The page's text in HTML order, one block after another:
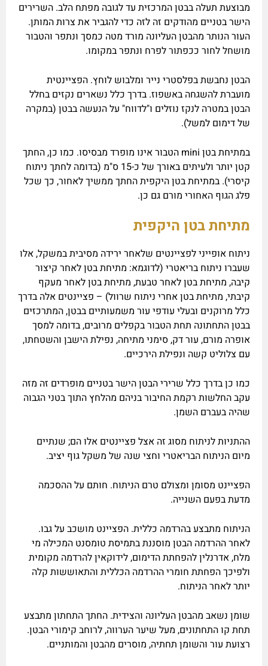
מבוצעת תעלה בבטן המרכזית עד לגובה מפתח הלב. השרירים
הישר בטניים מהודקים זה לזה כדי להגביר את צרות המותן.
העור הנותר מהבטן העליונה מורד מטה כמסך ונתפר והטבור
מושחל לחור ככפתור לפרח ונתפר במקומו.
הבטן נחבשת בפלסטרי נייר ומלבוש לוחץ. הפציינטית
מועברת להשגחה באשפוז. בדרך כלל נשארים נקזים בחלל
הבטן במטרה לנקז נוזלים ו"לדווח" על הנעשה בבטן (במקרה
של דימום למשל).
במתיחת בטן mini הטבור אינו מופרד מבסיסו. כמו כן, החתך
קטן יותר ולעיתים באורך של כ-15 ס"מ (בדומה לחתך ניתוח
קיסרי). במתיחת בטן היקפית החתך ממשיך לאחור, כך שכל
פלג הגוף האחורי מורם גם כן.
מתיחת בטן היקפית
ניתוח אופייני לפציינטים שלאחר ירידה מסיבית במשקל, אלו
שעברו ניתוח בריאטרי (לדוגמא: מתיחת בטן לאחר קיצור
קיבה, מתיחת בטן לאחר טבעת, מתיחת בטן לאחר מעקף
קיבתי, מתיחת בטן אחרי ניתוח שרוול) – פציינטים אלה בדרך
כלל מרוקנים ובעלי עודפי עור משמעותיים בבטן, המתרכזים
בבטן התחתונה תחת הטבור בקפלים מרובים, בדומה למסך
אופרה מורם, עור דק, סימני מתיחה, נפילת הישבן והשטחתו,
עם צלוליט קשה ונפילת הירכיים.
כמו כן בדרך כלל שרירי הבטן הישר בטניים מופרדים זה מזה
עקב החלשות רקמת החיבור בניהם מהלחץ התוך בטני הגבוה
שהיה בעברם השמן.
ההתניות לניתוח מסוג זה אצל פציינטים אלו הם; שנתיים
מיום הניתוח הבריאטרי וחצי שנה של משקל גוף יציב.
הפציינט מסומן ומצולם טרם הניתוח. חותם על ההסכמה
מדעת בפעם השנייה.
הניתוח מתבצע בהרדמה כללית. הפציינט מושכב על גבו.
לאחר ההרדמה הבטן מוסננת בתמיסת טומסנט המכילה מי
מלח, אדרנלין להפחתת הדימום, לידוקאין להרדמה מקומית
ולפיכך הפחתת חומרי ההרדמה הכללית והתאוששות קלה
יותר לאחר הניתוח.
שומן נשאב מהבטן העליונה והצידית. החתך התחתון מתבצע
תחת קו התחתונים, מעל שיער הערווה, לרוחב קימורי הבטן.
רצועת עור והשומן תחתיה, מוסרים מהבטן והמותניים.